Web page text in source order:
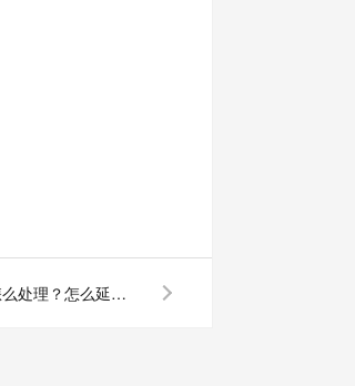
雕铣机主轴轴承损坏怎么处理？怎么延长使用寿命？